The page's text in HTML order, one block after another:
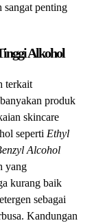
penting
Alkohol
terkait
produk
skincare
seperti Ethyl
Alcohol
yang
kurang baik
sebagai
Kandungan